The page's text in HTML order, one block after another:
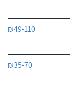
₪49-110
₪35-70